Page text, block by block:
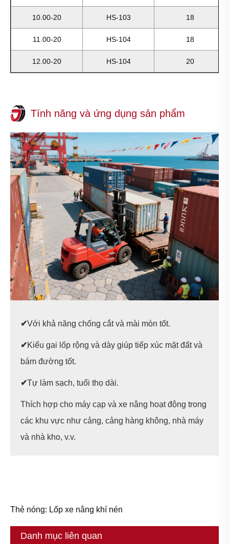
10.00-20 HS-103 18
11.00-20 HS-104 18
12.00-20 HS-104 20
Tính năng và ứng dụng sản phẩm
✔Với khả năng chống cắt và mài mòn tốt.
✔Kiểu gai lốp rộng và dày giúp tiếp xúc mặt đất và
bám đường tốt.
✔Tự làm sạch, tuổi thọ dài.
Thích hợp cho máy cạp và xe nâng hoạt động trong
các khu vực như cảng, cảng hàng không, nhà máy
và nhà kho, v.v.
Thẻ nóng: Lốp xe nâng khí nén
Danh mục liên quan